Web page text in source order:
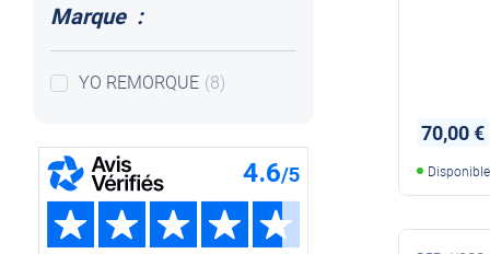
70,00 €
Marque :
YO REMORQUE (8)